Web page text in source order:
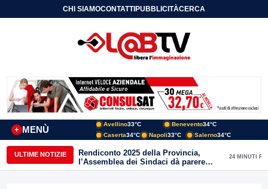
CHI SIAMOCONTATTIPUBBLICITÀCERCA
MENÙ
+
Avellino33°C Benevento34°C
Caserta34°C Napoli33°C Salerno34°C
ULTIME NOTIZIE
Rendiconto 2025 della Provincia,
l’Assemblea dei Sindaci dà parere
favorevole all’unanimità
24 MINUTI FA